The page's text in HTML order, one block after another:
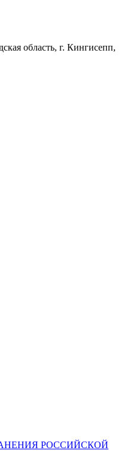
область, г. Кингисепп,
РОССИЙСКОЙ